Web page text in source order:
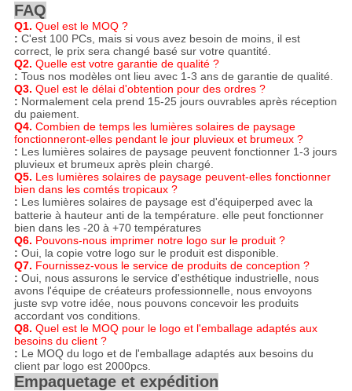
FAQ
Q1. Quel est le MOQ ?
: C'est 100 PCs, mais si vous avez besoin de moins, il est
correct, le prix sera changé basé sur votre quantité.
Q2. Quelle est votre garantie de qualité ?
: Tous nos modèles ont lieu avec 1-3 ans de garantie de qualité.
Q3. Quel est le délai d'obtention pour des ordres ?
: Normalement cela prend 15-25 jours ouvrables après réception
du paiement.
Q4. Combien de temps les lumières solaires de paysage
fonctionneront-elles pendant le jour pluvieux et brumeux ?
: Les lumières solaires de paysage peuvent fonctionner 1-3 jours
pluvieux et brumeux après plein chargé.
Q5. Les lumières solaires de paysage peuvent-elles fonctionner
bien dans les comtés tropicaux ?
: Les lumières solaires de paysage est d'équiperped avec la
batterie à hauteur anti de la température. elle peut fonctionner
bien dans les -20 à +70 températures
Q6. Pouvons-nous imprimer notre logo sur le produit ?
: Oui, la copie votre logo sur le produit est disponible.
Q7. Fournissez-vous le service de produits de conception ?
: Oui, nous assurons le service d'esthétique industrielle, nous
avons l'équipe de créateurs professionnelle, nous envoyons
juste svp votre idée, nous pouvons concevoir les produits
accordant vos conditions.
Q8. Quel est le MOQ pour le logo et l'emballage adaptés aux
besoins du client ?
: Le MOQ du logo et de l'emballage adaptés aux besoins du
client par logo est 2000pcs.
Empaquetage et expédition